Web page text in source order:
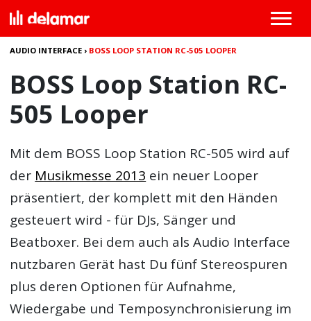
AUDIO INTERFACE › BOSS LOOP STATION RC-505 LOOPER
BOSS Loop Station RC-
505 Looper
Mit dem BOSS Loop Station RC-505 wird auf
der Musikmesse 2013 ein neuer Looper
präsentiert, der komplett mit den Händen
gesteuert wird - für DJs, Sänger und
Beatboxer. Bei dem auch als Audio Interface
nutzbaren Gerät hast Du fünf Stereospuren
plus deren Optionen für Aufnahme,
Wiedergabe und Temposynchronisierung im